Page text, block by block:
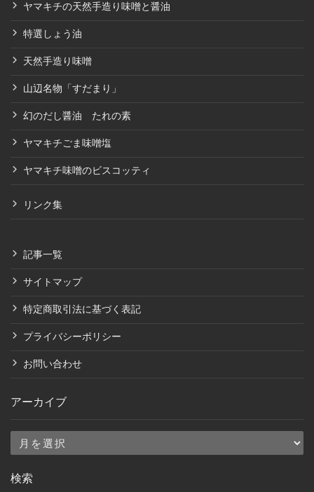
ヤマキチの天然手造り味噌と醤油
特選しょう油
天然手造り味噌
山辺名物「すだまり」
幻のだし醤油 たれの素
ヤマキチごま味噌塩
ヤマキチ味噌のビスコッティ
リンク集
記事一覧
サイトマップ
特定商取引法に基づく表記
プライバシーポリシー
お問い合わせ
アーカイブ
ア
カ
検索